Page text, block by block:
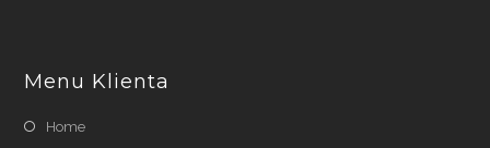
new
tab
Menu Klienta
Home